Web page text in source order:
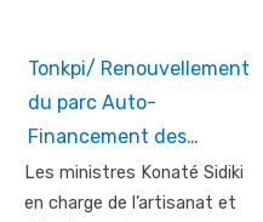
Tonkpi/ Renouvellement
du parc Auto-
Financement des…
Les ministres Konaté Sidiki
en charge de l’artisanat et